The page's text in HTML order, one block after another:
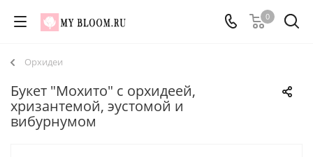
0
Орхидеи
Букет "Мохито" с орхидеей,
хризантемой, эустомой и
вибурнумом